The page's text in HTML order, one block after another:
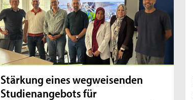
Stärkung eines wegweisenden
Studienangebots für